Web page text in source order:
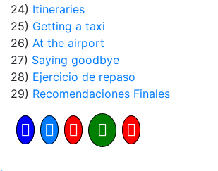
24) Itineraries
25) Getting a taxi
26) At the airport
27) Saying goodbye
28) Ejercicio de repaso
29) Recomendaciones Finales